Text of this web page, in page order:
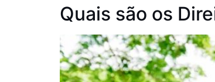
Quais são os